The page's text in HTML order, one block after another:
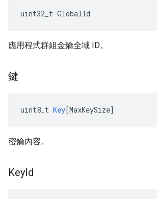
uint32_t GlobalId
應用程式群組金鑰全域 ID。
鍵
uint8_t Key[MaxKeySize]
密鑰內容。
KeyId